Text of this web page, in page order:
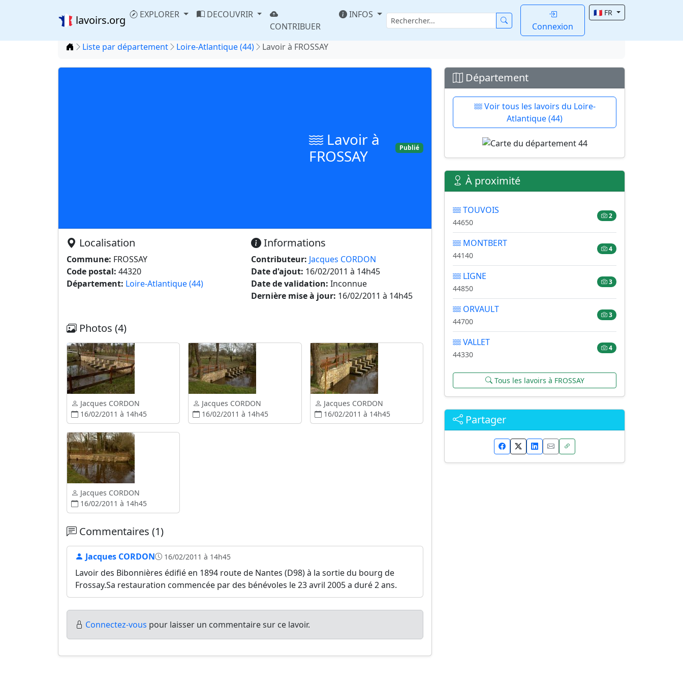
lavoirs.org EXPLORER
DECOUVRIR
CONTRIBUER
INFOS
Connexion
🇫🇷 FR
Accueil
Liste par département Loire-Atlantique (44) Lavoir à FROSSAY
Lavoir à
FROSSAY
Publié
Localisation
Commune: FROSSAY
Code postal: 44320
Département: Loire-Atlantique (44)
Informations
Contributeur: Jacques CORDON
Date d'ajout: 16/02/2011 à 14h45
Date de validation: Inconnue
Dernière mise à jour: 16/02/2011 à 14h45
Photos (4)
Jacques CORDON
16/02/2011 à 14h45
Jacques CORDON
16/02/2011 à 14h45
Jacques CORDON
16/02/2011 à 14h45
Jacques CORDON
16/02/2011 à 14h45
Commentaires (1)
Jacques CORDON 16/02/2011 à 14h45
Lavoir des Bibonnières édifié en 1894 route de Nantes (D98) à la sortie du bourg de
Frossay.Sa restauration commencée par des bénévoles le 23 avril 2005 a duré 2 ans.
Connectez-vous pour laisser un commentaire sur ce lavoir.
Département
Voir tous les lavoirs du Loire-
Atlantique (44)
À proximité
TOUVOIS
44650
2
MONTBERT
44140
4
LIGNE
44850
3
ORVAULT
44700
3
VALLET
44330
4
Tous les lavoirs à FROSSAY
Partager